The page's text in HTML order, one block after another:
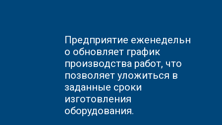
Предприятие еженедельн
о обновляет график
производства работ, что
позволяет уложиться в
заданные сроки
изготовления
оборудования.